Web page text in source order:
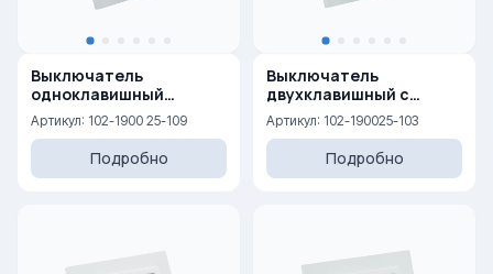
Выключатель
одноклавишный
проходной 10AX, 250 V
Артикул: 102-1900 25-109
Подробно
Выключатель
двухклавишный с
подсветкой 10AX, 250 V
Артикул: 102-190025-103
Подробно